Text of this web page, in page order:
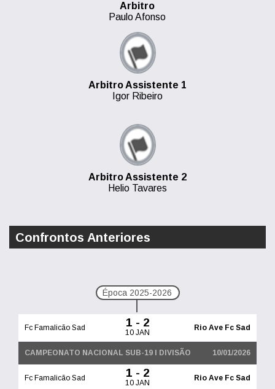
Arbitro
Paulo Afonso
Arbitro Assistente 1
Igor Ribeiro
Arbitro Assistente 2
Helio Tavares
Confrontos Anteriores
Época 2025-2026
Fc Famalicão Sad 1 - 2
10 JAN
Rio Ave Fc Sad
CAMPEONATO NACIONAL SUB-19 I DIVISÃO 10/01/2026
Fc Famalicão Sad 1 - 2
10 JAN
Rio Ave Fc Sad